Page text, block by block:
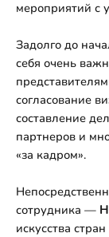
мероприятий с
Задолго до
себя очень
согласование
составление
партнеров и
«за кадром».
сотрудника —
искусства